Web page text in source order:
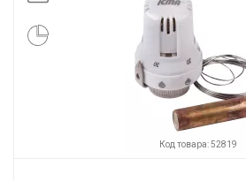
Код товара: 52819